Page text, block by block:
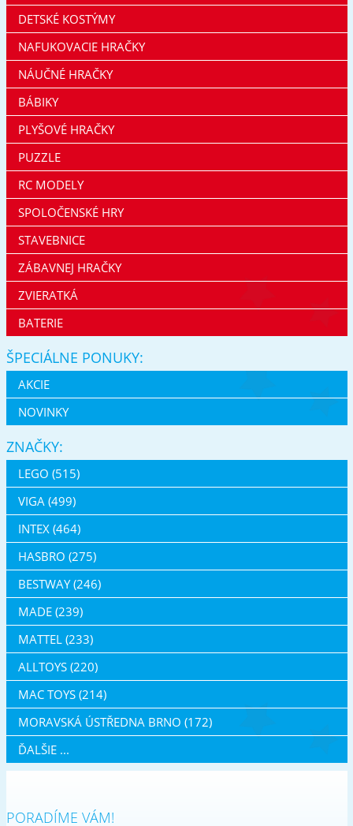
DETSKÉ KOSTÝMY
NAFUKOVACIE HRAČKY
NÁUČNÉ HRAČKY
BÁBIKY
PLYŠOVÉ HRAČKY
PUZZLE
RC MODELY
SPOLOČENSKÉ HRY
STAVEBNICE
ZÁBAVNEJ HRAČKY
ZVIERATKÁ
BATERIE
ŠPECIÁLNE PONUKY:
AKCIE
NOVINKY
ZNAČKY:
LEGO (515)
VIGA (499)
INTEX (464)
HASBRO (275)
BESTWAY (246)
MADE (239)
MATTEL (233)
ALLTOYS (220)
MAC TOYS (214)
MORAVSKÁ ÚSTŘEDNA BRNO (172)
ĎALŠIE ...
PORADÍME VÁM!